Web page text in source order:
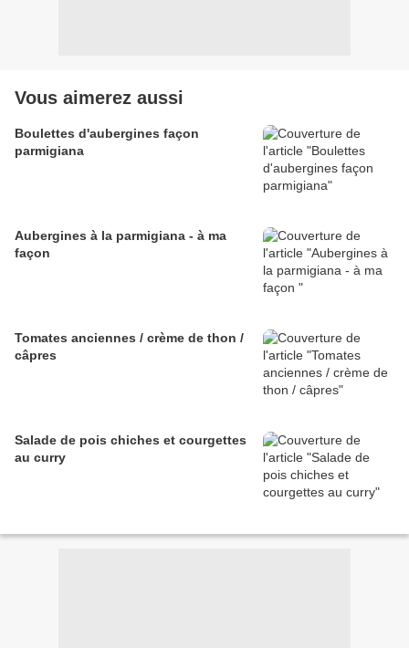
Vous aimerez aussi
Boulettes d'aubergines façon
parmigiana
Aubergines à la parmigiana - à ma
façon
Tomates anciennes / crème de thon /
câpres
Salade de pois chiches et courgettes
au curry